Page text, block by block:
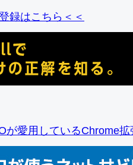
録はこちら＜＜
が愛用しているChrome